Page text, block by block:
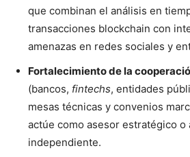
que combinan el análisis en
transacciones blockchain con
amenazas en redes sociales y
Fortalecimiento de la
(bancos, fintechs, entidades
mesas técnicas y convenios
actúe como asesor estratégico o
independiente.